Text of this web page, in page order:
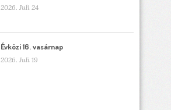
2026. Juli 24
Évközi 16. vasárnap
2026. Juli 19